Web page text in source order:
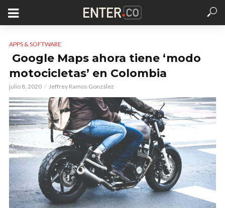
APPS & SOFTWARE
Google Maps ahora tiene ‘modo
motocicletas’ en Colombia
julio 8, 2020 Jeffrey Ramos González